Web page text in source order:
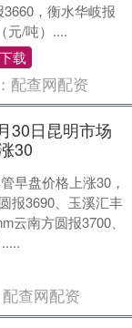
，衡水华岐报
元/吨）....
载
配查网配资
30日昆明市场
30
早盘价格上涨30，
报3690、玉溪汇丰
云南方圆报3700、
配查网配资